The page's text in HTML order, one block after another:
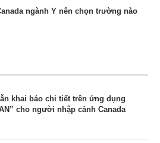
ngành Y nên chọn trường nào
khai báo chi tiết trên ứng dụng
cho người nhập cảnh Canada